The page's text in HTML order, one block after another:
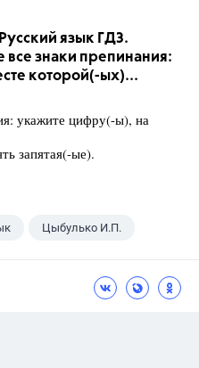
язык ГДЗ.
все знаки препинания:
которой(-ых)...
укажите цифру(-ы), на
запятая(-ые).
Цыбулько И.П.